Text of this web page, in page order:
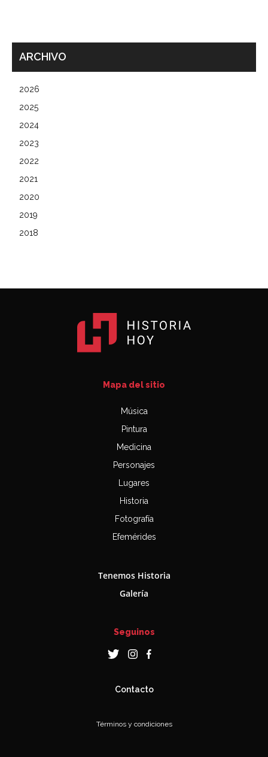
ARCHIVO
2026
2025
2024
2023
2022
2021
2020
2019
2018
Mapa del sitio
Música
Pintura
Medicina
Personajes
Lugares
Historia
Fotografía
Efemérides
Tenemos Historia
Galería
Seguinos
Contacto
Términos y condiciones